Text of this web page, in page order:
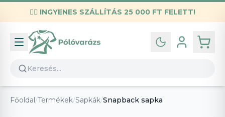
✌🏼 INGYENES SZÁLLÍTÁS 25 000 FT FELETT!
Infó
Kapcsolat
GYIK
Általános szerződési feltételek
Főoldal /Termékek/Sapkák/Snapback sapka